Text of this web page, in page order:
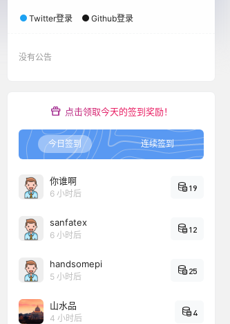
Twitter登录 Github登录
没有公告
点击领取今天的签到奖励！
今日签到 连续签到
你谁啊
6 小时后
19
sanfatex
6 小时后
12
handsomepi
5 小时后
25
山水品
4 小时后
4